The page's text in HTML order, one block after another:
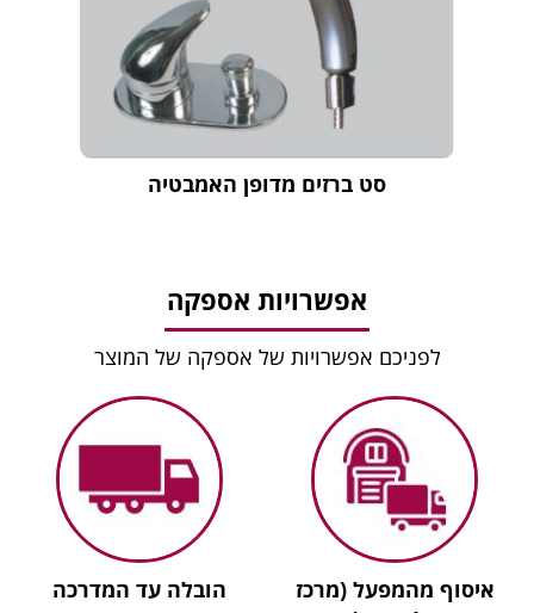
סט ברזים מדופן האמבטיה
אפשרויות אספקה
לפניכם אפשרויות של אספקה של המוצר
איסוף מהמפעל (מרכז
הובלה עד המדרכה